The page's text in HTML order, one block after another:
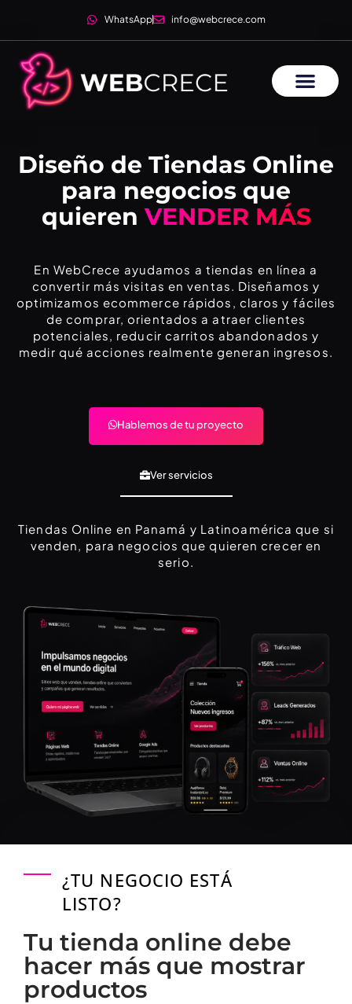
WhatsApp info@webcrece.com
Diseño de Tiendas Online
para negocios que
quieren VENDER MÁS
En WebCrece ayudamos a tiendas en línea a
convertir más visitas en ventas. Diseñamos y
optimizamos ecommerce rápidos, claros y fáciles
de comprar, orientados a atraer clientes
potenciales, reducir carritos abandonados y
medir qué acciones realmente generan ingresos.
Hablemos de tu proyecto
Ver servicios
Tiendas Online en Panamá y Latinoamérica que si
venden, para negocios que quieren crecer en
serio.
¿TU NEGOCIO ESTÁ
LISTO?
Tu tienda online debe
hacer más que mostrar
productos